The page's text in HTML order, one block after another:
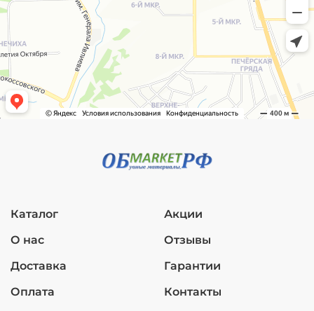
Каталог
О нас
Доставка
Оплата
Акции
Отзывы
Гарантии
Контакты